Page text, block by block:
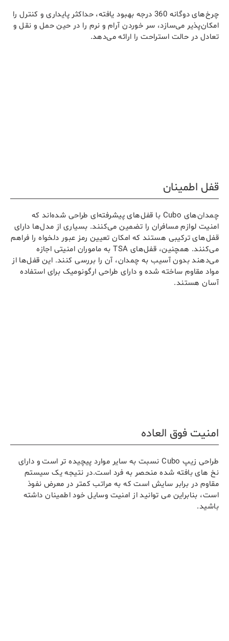
چرخ‌های دوگانه 360 درجه بهبود یافته، حداکثر پایداری و کنترل را
امکان‌پذیر می‌سازد، سر خوردن آرام و نرم را در حین حمل و نقل و
تعادل در حالت استراحت را ارائه می‌دهد.
قفل اطمینان
چمدان‌های Cubo با قفل‌های پیشرفته‌ای طراحی شده‌اند که
امنیت لوازم مسافران را تضمین می‌کنند. بسیاری از مدل‌ها دارای
قفل‌های ترکیبی هستند که امکان تعیین رمز عبور دلخواه را فراهم
می‌کنند. همچنین، قفل‌های TSA به ماموران امنیتی اجازه
می‌دهند بدون آسیب به چمدان، آن را بررسی کنند. این قفل‌ها از
مواد مقاوم ساخته شده و دارای طراحی ارگونومیک برای استفاده
آسان هستند.
امنیت فوق العاده
طراحی زیپ Cubo نسبت به سایر موارد پیچیده تر است و دارای
نخ های بافته شده منحصر به فرد است.در نتیجه یک سیستم
مقاوم در برابر سایش است که به مراتب کمتر در معرض نفوذ
است، بنابراین می توانید از امنیت وسایل خود اطمینان داشته
باشید.